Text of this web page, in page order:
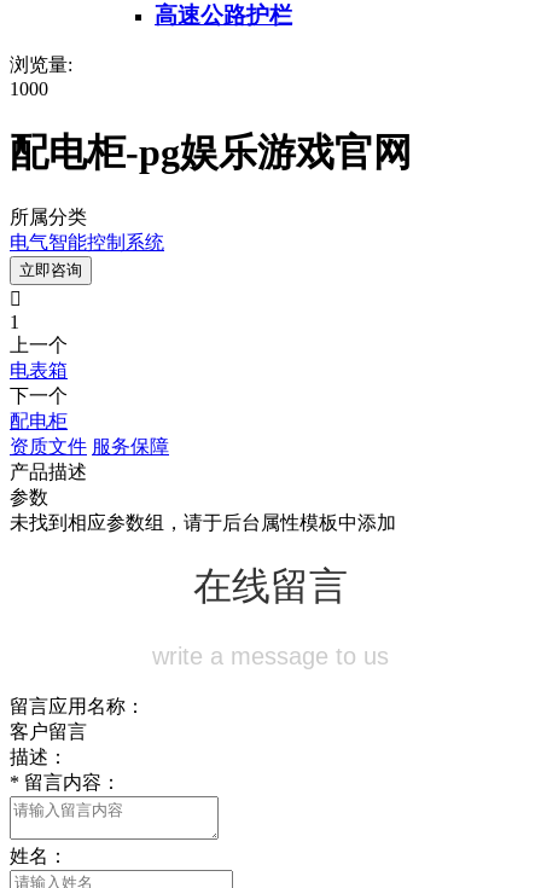
高速公路护栏
浏览量:
1000
配电柜-pg娱乐游戏官网
所属分类
电气智能控制系统
立即咨询

1
上一个
电表箱
下一个
配电柜
资质文件 服务保障
产品描述
参数
未找到相应参数组，请于后台属性模板中添加
在线留言
write a message to us
留言应用名称：
客户留言
描述：
* 留言内容：
姓名：